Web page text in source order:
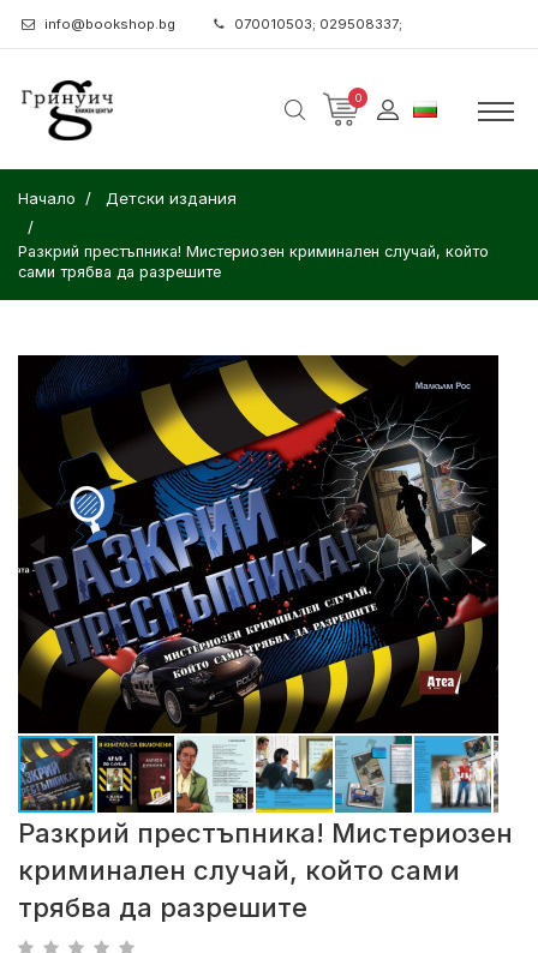
info@bookshop.bg 070010503; 029508337;
0
Начало Детски издания
Разкрий престъпника! Мистериозен криминален случай, който
сами трябва да разрешите
Разкрий престъпника! Мистериозен
криминален случай, който сами
трябва да разрешите